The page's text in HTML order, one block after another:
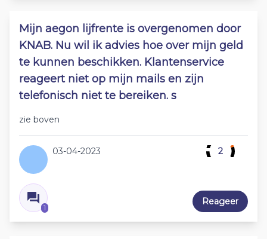
Mijn aegon lijfrente is overgenomen door
KNAB. Nu wil ik advies hoe over mijn geld
te kunnen beschikken. Klantenservice
reageert niet op mijn mails en zijn
telefonisch niet te bereiken. s
zie boven
03-04-2023
1
2
Reageer